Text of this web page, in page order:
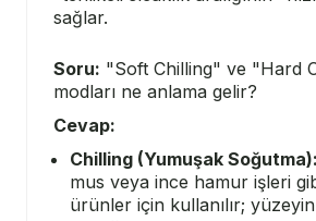
sağlar.
Soru: "Soft Chilling" ve "Hard
modları ne anlama gelir?
Cevap:
Chilling (Yumuşak Soğutma):
mus veya ince hamur işleri
ürünler için kullanılır; yüzeyin